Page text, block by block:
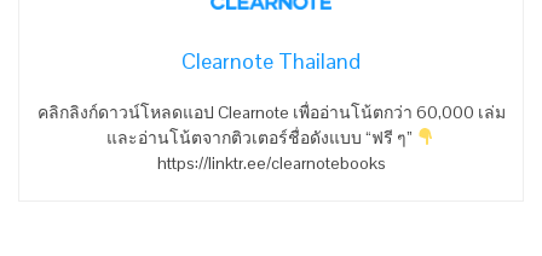
Clearnote Thailand
คลิกลิงก์ดาวน์โหลดแอป Clearnote เพื่ออ่านโน้ตกว่า 60,000 เล่ม
และอ่านโน้ตจากติวเตอร์ชื่อดังแบบ “ฟรี ๆ”
https://linktr.ee/clearnotebooks